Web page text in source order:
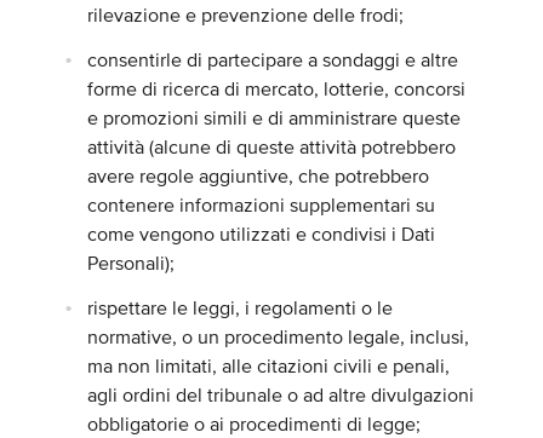
rilevazione e prevenzione delle frodi;
consentirle di partecipare a sondaggi e altre
forme di ricerca di mercato, lotterie, concorsi
e promozioni simili e di amministrare queste
attività (alcune di queste attività potrebbero
avere regole aggiuntive, che potrebbero
contenere informazioni supplementari su
come vengono utilizzati e condivisi i Dati
Personali);
rispettare le leggi, i regolamenti o le
normative, o un procedimento legale, inclusi,
ma non limitati, alle citazioni civili e penali,
agli ordini del tribunale o ad altre divulgazioni
obbligatorie o ai procedimenti di legge;